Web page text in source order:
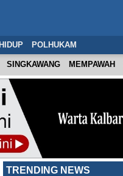
POLHUKAM
SINGKAWANG MEMPAWAH
TRENDING NEWS